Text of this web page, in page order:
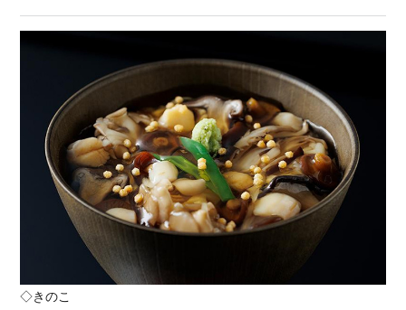
◇きのこ